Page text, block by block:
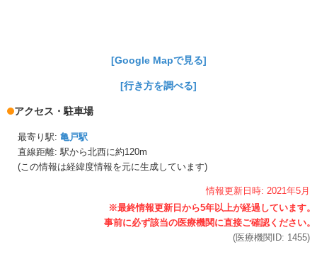
[Google Mapで見る]
[行き方を調べる]
アクセス・駐車場
最寄り駅: 亀戸駅
直線距離: 駅から北西に約120m
(この情報は経緯度情報を元に生成しています)
情報更新日時: 2021年5月
(医療機関ID: 1455)